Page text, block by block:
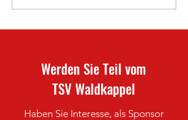
Werden Sie Teil vom
TSV Waldkappel
Haben Sie Interesse, als Sponsor